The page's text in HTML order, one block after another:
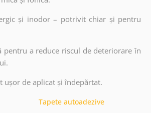
și inodor – potrivit chiar și pentru
pentru a reduce riscul de deteriorare în
ușor de aplicat și îndepărtat.
Tapete autoadezive